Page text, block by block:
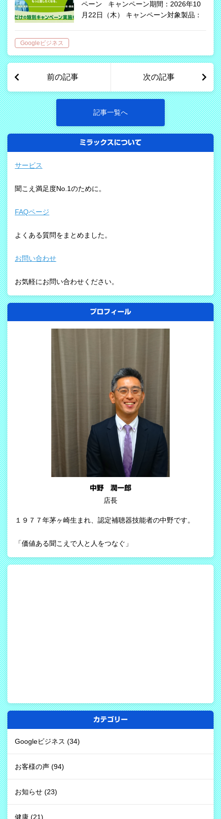
ペーン キャンペーン期間：2026年10
月22日（木） キャンペーン対象製品：
Googleビジネス
前の記事 次の記事
記事一覧へ
ミラックスについて
サービス
聞こえ満足度No.1のために。
FAQページ
よくある質問をまとめました。
お問い合わせ
お気軽にお問い合わせください。
プロフィール
中野 潤一郎
店長
１９７７年茅ヶ崎生まれ、認定補聴器技能者の中野です。
「価値ある聞こえで人と人をつなぐ」
カテゴリー
Googleビジネス (34)
お客様の声 (94)
お知らせ (23)
健康 (21)